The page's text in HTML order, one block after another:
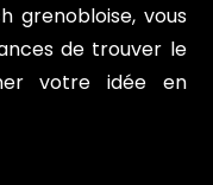
grenobloise, vous
de trouver le
votre idée en